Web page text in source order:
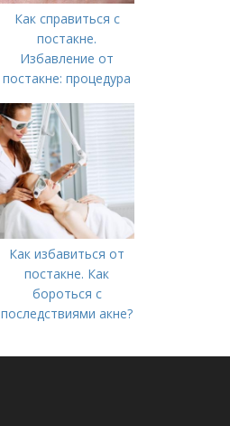
Как справиться с
постакне.
Избавление от
постакне: процедура
Как избавиться от
постакне. Как
бороться с
последствиями акне?